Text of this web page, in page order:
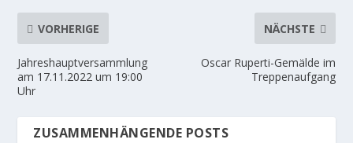
VORHERIGE
Jahreshauptversammlung
am 17.11.2022 um 19:00
Uhr
NÄCHSTE
Oscar Ruperti-Gemälde im
Treppenaufgang
ZUSAMMENHÄNGENDE POSTS